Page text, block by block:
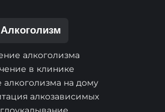
Алкоголизм
алкоголизма
в клинике
алкоголизма на дому
алкозависимых